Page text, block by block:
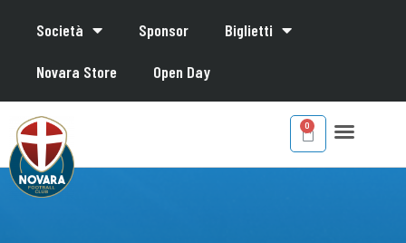
Società Sponsor Biglietti
Novara Store Open Day